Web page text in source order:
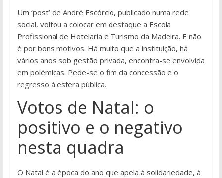
Um ‘post’ de André Escórcio, publicado numa rede
social, voltou a colocar em destaque a Escola
Profissional de Hotelaria e Turismo da Madeira. E não
é por bons motivos. Há muito que a instituição, há
vários anos sob gestão privada, encontra-se envolvida
em polémicas. Pede-se o fim da concessão e o
regresso à esfera pública.
Votos de Natal: o
positivo e o negativo
nesta quadra
O Natal é a época do ano que apela à solidariedade, à